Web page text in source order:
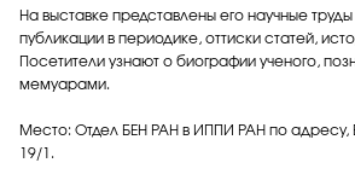
На выставке представлены его научные
публикации в периодике, оттиски статей,
Посетители узнают о биографии ученого,
мемуарами.
Место: Отдел БЕН РАН в ИППИ РАН по адресу,
19/1.